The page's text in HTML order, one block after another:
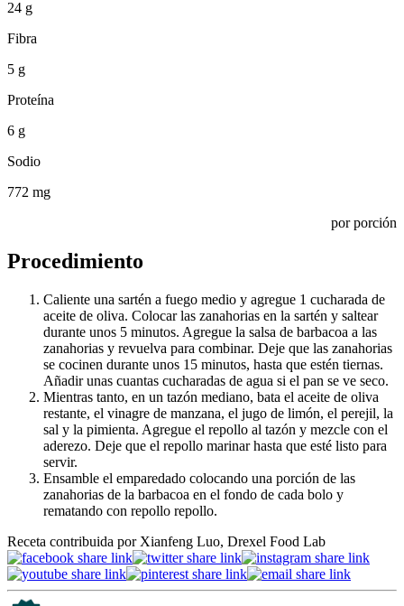
24 g
Fibra
5 g
Proteína
6 g
Sodio
772 mg
por porción
Procedimiento
Caliente una sartén a fuego medio y agregue 1 cucharada de
aceite de oliva. Colocar las zanahorias en la sartén y saltear
durante unos 5 minutos. Agregue la salsa de barbacoa a las
zanahorias y revuelva para combinar. Deje que las zanahorias
se cocinen durante unos 15 minutos, hasta que estén tiernas.
Añadir unas cuantas cucharadas de agua si el pan se ve seco.
Mientras tanto, en un tazón mediano, bata el aceite de oliva
restante, el vinagre de manzana, el jugo de limón, el perejil, la
sal y la pimienta. Agregue el repollo al tazón y mezcle con el
aderezo. Deje que el repollo marinar hasta que esté listo para
servir.
Ensamble el emparedado colocando una porción de las
zanahorias de la barbacoa en el fondo de cada bolo y
rematando con repollo repollo.
Receta contribuida por Xianfeng Luo, Drexel Food Lab